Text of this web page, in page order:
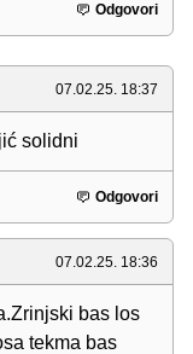
Odgovori
07.02.25. 18:37
solidni
Odgovori
07.02.25. 18:36
bas los
tekma bas